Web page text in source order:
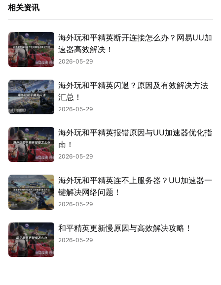
相关资讯
海外玩和平精英断开连接怎么办？网易UU加
速器高效解决！
2026-05-29
海外玩和平精英闪退？原因及有效解决方法
汇总！
2026-05-29
海外玩和平精英报错原因与UU加速器优化指
南！
2026-05-29
海外玩和平精英连不上服务器？UU加速器一
键解决网络问题！
2026-05-29
和平精英更新慢原因与高效解决攻略！
2026-05-29